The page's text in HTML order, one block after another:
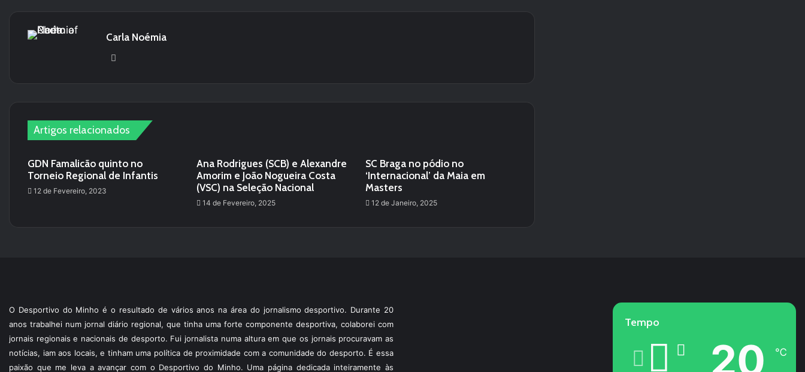
Carla Noémia
Artigos relacionados
GDN Famalicão quinto no
Torneio Regional de Infantis
12 de Fevereiro, 2023
Ana Rodrigues (SCB) e Alexandre
Amorim e João Nogueira Costa
(VSC) na Seleção Nacional
14 de Fevereiro, 2025
SC Braga no pódio no
‘Internacional’ da Maia em
Masters
12 de Janeiro, 2025
O Desportivo do Minho é o resultado de vários anos na área do jornalismo desportivo. Durante 20
anos trabalhei num jornal diário regional, que tinha uma forte componente desportiva, colaborei com
jornais regionais e nacionais de desporto. Fui jornalista numa altura em que os jornais procuravam as
notícias, iam aos locais, e tinham uma política de proximidade com a comunidade do desporto. É essa
paixão que me leva a avançar com o Desportivo do Minho. Uma página dedicada inteiramente às
Tempo
20 ℃